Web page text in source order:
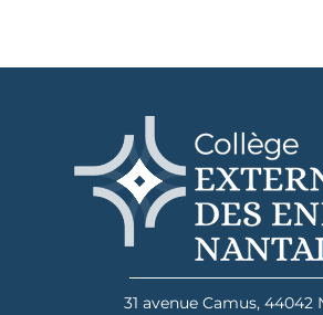
31 avenue Camus, 44042